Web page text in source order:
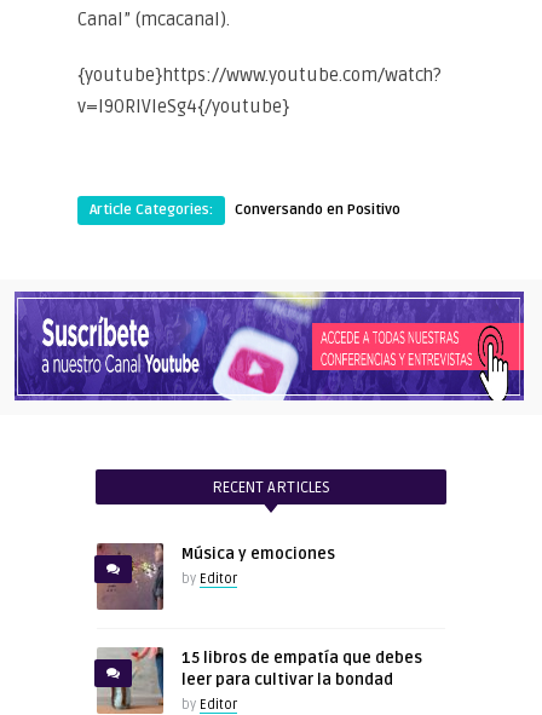
Canal” (mcacanal).
{youtube}https://www.youtube.com/watch?
v=l9ORlVleSg4{/youtube}
Article Categories: Conversando en Positivo
RECENT ARTICLES
Música y emociones
by Editor
15 libros de empatía que debes
leer para cultivar la bondad
by Editor